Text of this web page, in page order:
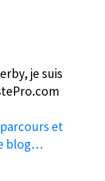
je suis
et
blog…